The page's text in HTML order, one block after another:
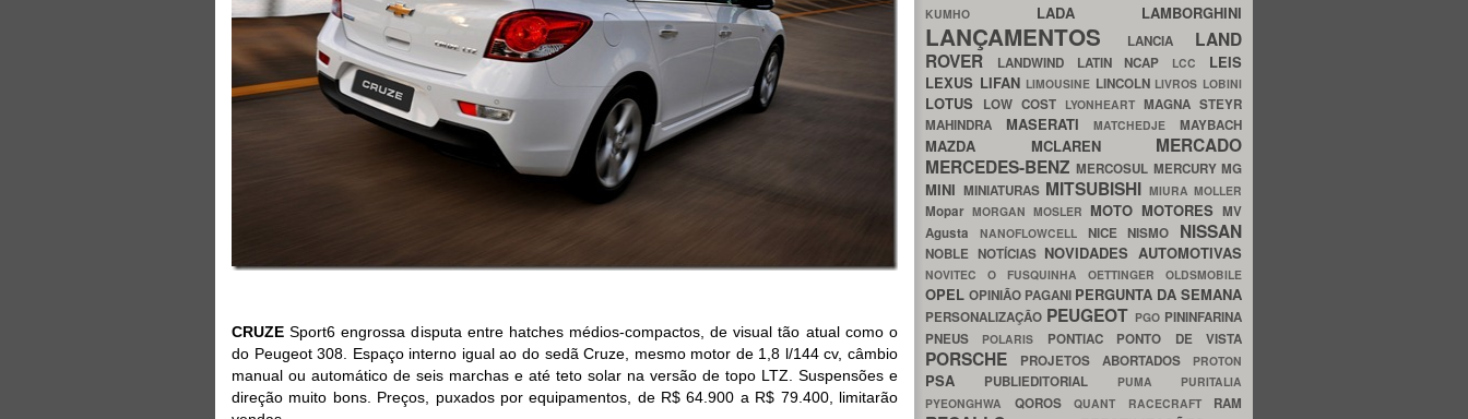
CRUZE Sport6 engrossa disputa entre hatches médios-compactos, de visual tão atual como o
do Peugeot 308. Espaço interno igual ao do sedã Cruze, mesmo motor de 1,8 l/144 cv, câmbio
manual ou automático de seis marchas e até teto solar na versão de topo LTZ. Suspensões e
direção muito bons. Preços, puxados por equipamentos, de R$ 64.900 a R$ 79.400, limitarão
KUMHO LADA LAMBORGHINI
LANÇAMENTOS LANCIA LAND
ROVER
LANDWIND LATIN NCAP LCC LEIS
LEXUS LIFAN LIMOUSINE LINCOLN LIVROS LOBINI
LOTUS LOW COST LYONHEART MAGNA STEYR
MAHINDRA MASERATIMATCHEDJEMAYBACH
MAZDA MCLAREN MERCADO
MERCEDES-BENZMERCOSUL MERCURYMG
MINI MINIATURAS MITSUBISHI MIURA MOLLER
Mopar MORGAN MOSLER MOTO MOTORES MV
Agusta NANOFLOWCELL NICENISMO NISSAN
NOBLE NOTÍCIAS NOVIDADES AUTOMOTIVAS
NOVITEC O FUSQUINHA OETTINGER OLDSMOBILE
OPEL OPINIÃO PAGANI PERGUNTA DA SEMANA
PERSONALIZAÇÃO PEUGEOT PGO PININFARINA
PNEUS
POLARIS PONTIAC PONTO DE VISTA
PORSCHE PROJETOS ABORTADOS PROTON
PSA PUBLIEDITORIAL PUMA PURITALIA
PYEONGHWA QOROS QUANT RACECRAFT RAM